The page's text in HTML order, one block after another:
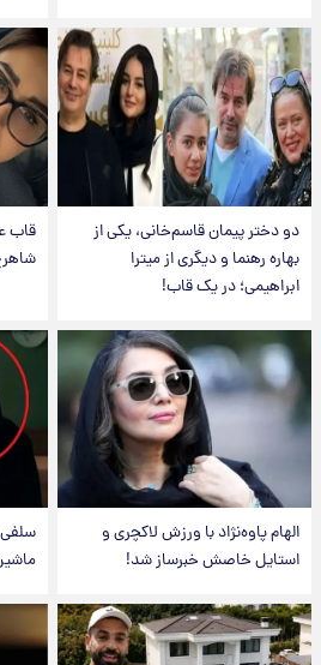
دو دختر پیمان قاسم‌خانی، یکی از
بهاره رهنما و دیگری از میترا
ابراهیمی؛ در یک قاب!
قاب
الهام پاوه‌نژاد با ورزش لاکچری و
استایل خاصش خبرساز شد!